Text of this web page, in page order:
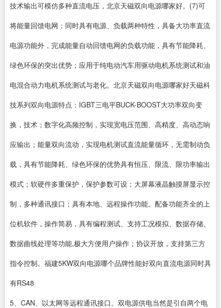
技术输出可模仿多种直流电压，北京天磁双向电源哪家好。(7)可
将能量回馈电网：同时具有电源、负载两种特性，具备大功率直流
电源功能外，完成能量自动回馈电网的负载功能，具有节能降耗、
绿色环保的突出优势；应用于纯电动汽车用驱动电机系统测试和油
电混合动力电机系统测试与老化。北京天磁双向电源哪家好天磁科
技系列双向电源特点：IGBT三电平BUCK-BOOST大功率双向变
换，技术；数字化高频控制，实现宽电压范围、高精度、高动态响
应输出；能量双向流动，实现电机测试直流能量循环，无需制动负
载，具有节能降耗、绿色环保的优势具有恒压、限流、限功率输出
模式；软硬件多重保护，保护参数可设；大屏幕液晶触摸屏显示控
制，多种通讯接口；具有本地、远程操作功能。配备功能齐全的上
位机软件，操作简易，具有编程测试、支持工况模拟、数据存储、
数据曲线处理等功能,极大方便用户操作；协议开放，支持第三方
指令控制。福建5KW双向电源哪个品牌性能好双向直流电源同时具
有RS48
5、CAN、以太网等远程通讯接口。双电源供电当然是引自两个电